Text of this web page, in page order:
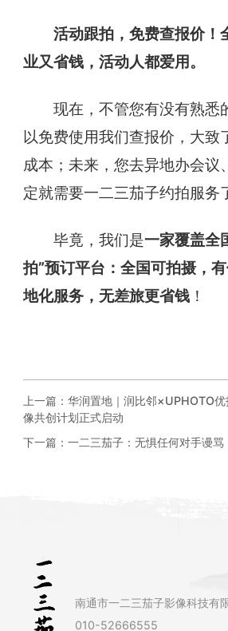
活动跟拍，免费查报价！
业又省钱，活动人都爱用。
现在，不管您有没有熟悉
以免费使用我们查报价，大致
成本；未来，您去异地办会议
定就需要一二三茄子约拍服务
毕竟，我们是一家覆盖全
拍”预订平台：全国可拍摄，
地化服务，无差旅更省钱！
上一篇： 华润置地｜润比邻×UPHOTO
像共创计划正式启动
下一篇： 一二三茄子：无惧任何对手谩骂
南通市一二三茄子影像科技有
010-52666555